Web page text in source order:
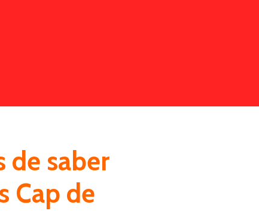
de saber
Cap de